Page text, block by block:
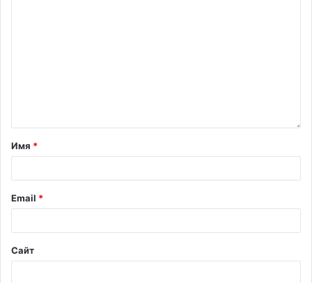
Имя *
Email *
Сайт